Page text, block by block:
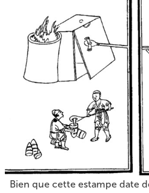
Bien que cette estampe date